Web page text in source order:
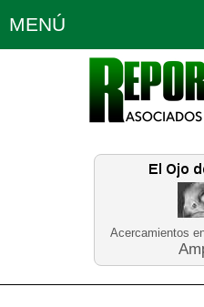
Acercamientos
MENÚ
Política
Planeta